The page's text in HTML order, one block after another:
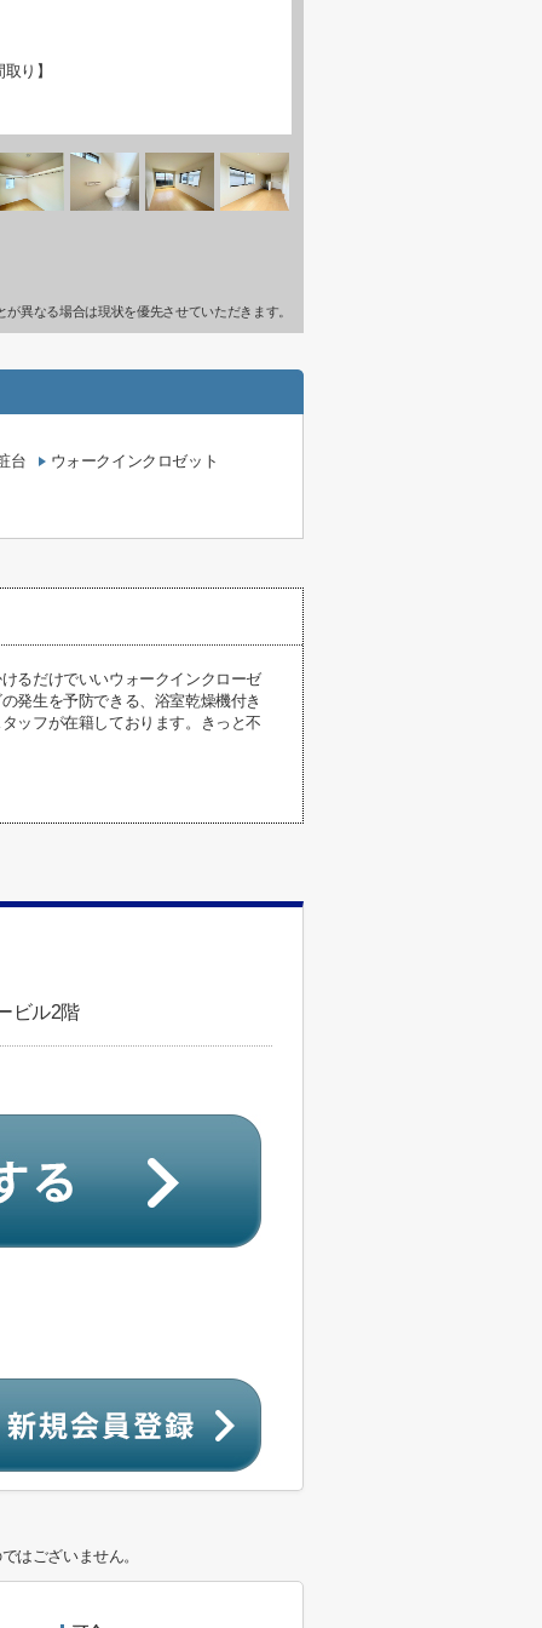
り】
異なる場合は現状を優先させていただきます。
台 ウォークインクロゼット
るだけでいいウォークインクローゼ
発生を予防できる、浴室乾燥機付き
ッフが在籍しております。きっと不
ビル2階
はございません。